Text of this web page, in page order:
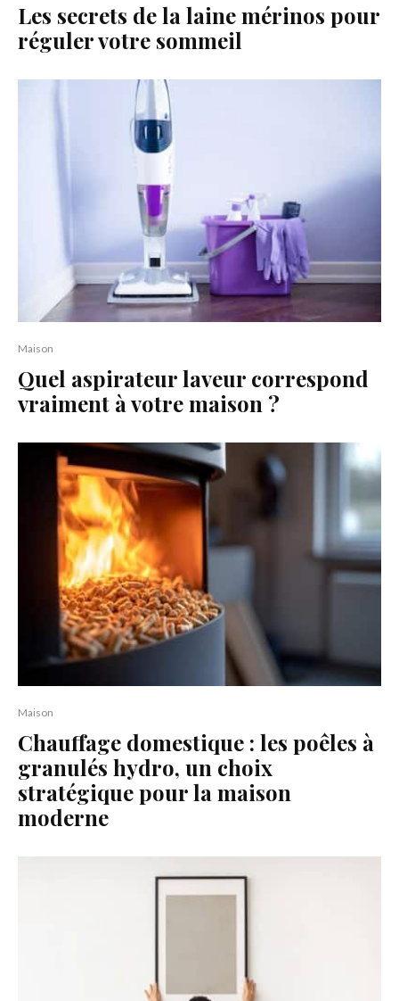
Les secrets de la laine mérinos pour
réguler votre sommeil
Maison
Quel aspirateur laveur correspond
vraiment à votre maison ?
Maison
Chauffage domestique : les poêles à
granulés hydro, un choix
stratégique pour la maison
moderne